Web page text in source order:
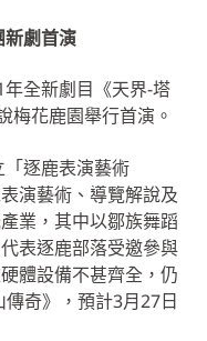
新劇首演
全新劇目《天界-塔
梅花鹿園舉行首演。
逐鹿表演藝術
演藝術、導覽解說及
業，其中以鄒族舞蹈
表逐鹿部落受邀參與
體設備不甚齊全，仍
奇》，預計3月27日